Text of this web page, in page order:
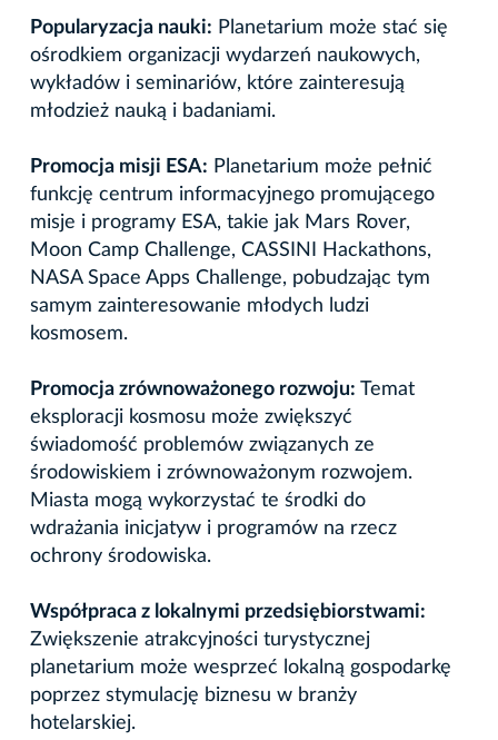
Popularyzacja nauki: Planetarium może stać się
ośrodkiem organizacji wydarzeń naukowych,
wykładów i seminariów, które zainteresują
młodzież nauką i badaniami.
Promocja misji ESA: Planetarium może pełnić
funkcję centrum informacyjnego promującego
misje i programy ESA, takie jak Mars Rover,
Moon Camp Challenge, CASSINI Hackathons,
NASA Space Apps Challenge, pobudzając tym
samym zainteresowanie młodych ludzi
kosmosem.
Promocja zrównoważonego rozwoju: Temat
eksploracji kosmosu może zwiększyć
świadomość problemów związanych ze
środowiskiem i zrównoważonym rozwojem.
Miasta mogą wykorzystać te środki do
wdrażania inicjatyw i programów na rzecz
ochrony środowiska.
Współpraca z lokalnymi przedsiębiorstwami:
Zwiększenie atrakcyjności turystycznej
planetarium może wesprzeć lokalną gospodarkę
poprzez stymulację biznesu w branży
hotelarskiej.